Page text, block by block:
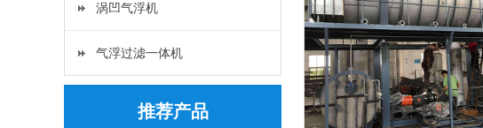
涡凹气浮机
气浮过滤一体机
推荐产品